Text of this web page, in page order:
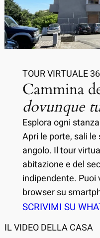
TOUR VIRTUALE
Cammina
dovunque
Esplora ogni
Apri le porte, sali
angolo. Il tour
abitazione e del
indipendente. Puoi
browser su
SCRIVIMI SU
IL VIDEO DELLA CASA